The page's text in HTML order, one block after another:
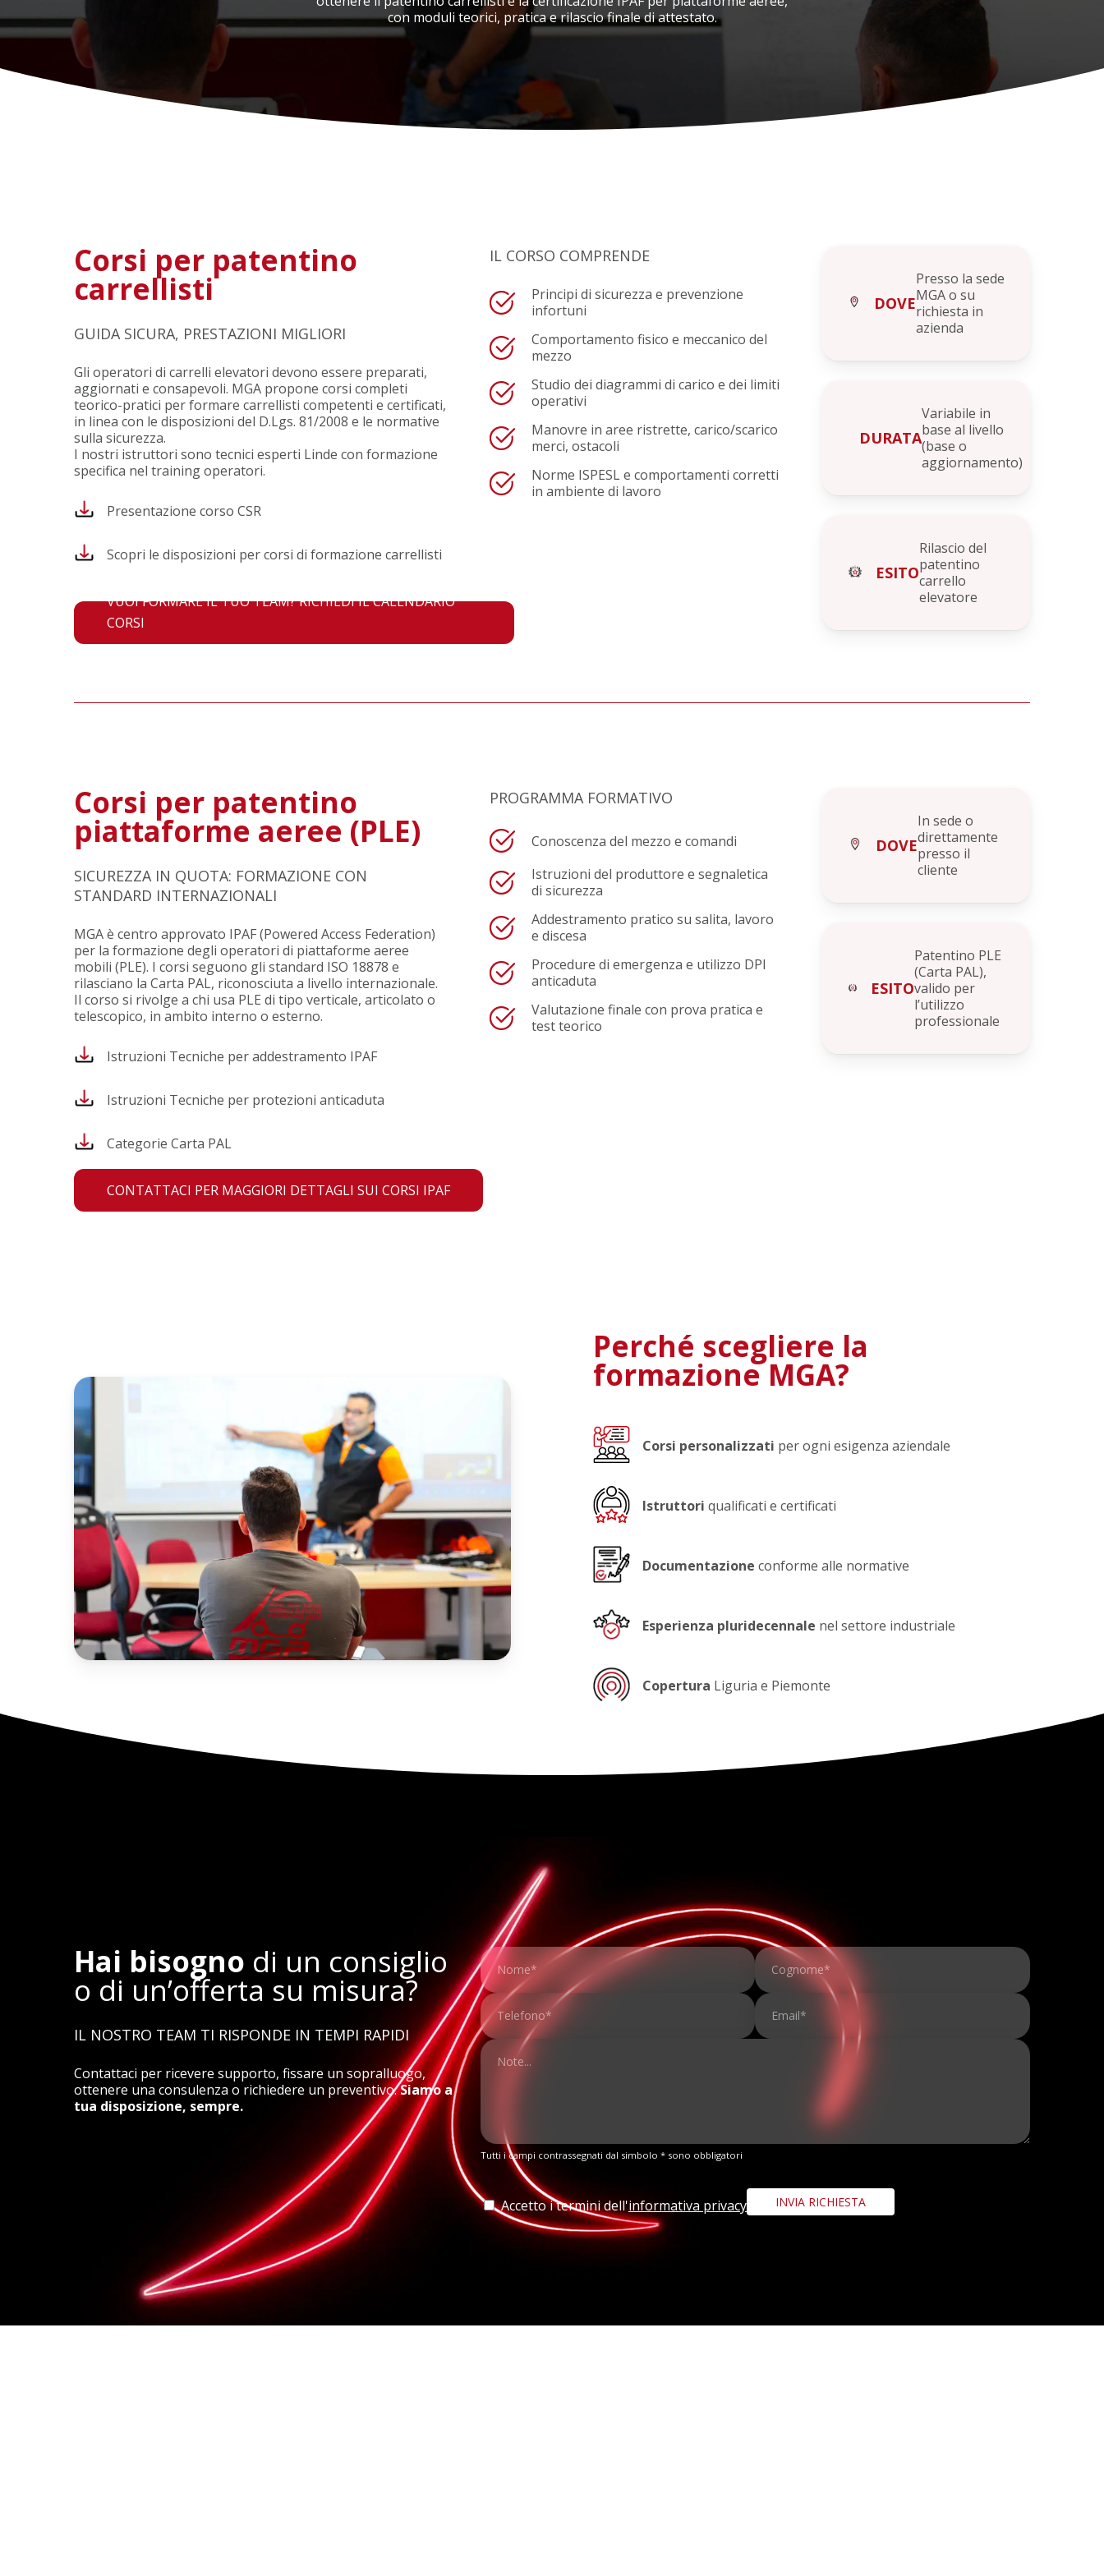
ATTREZZATURE E PRODOTTI
con moduli teorici, pratica e rilascio finale di attestato.
Corsi per patentino
carrellisti
GUIDA SICURA, PRESTAZIONI MIGLIORI
Gli operatori di carrelli elevatori devono essere preparati,
aggiornati e consapevoli. MGA propone corsi completi
teorico-pratici per formare carrellisti competenti e certificati,
in linea con le disposizioni del D.Lgs. 81/2008 e le normative
sulla sicurezza.
I nostri istruttori sono tecnici esperti Linde con formazione
specifica nel training operatori.
Presentazione corso CSR
Scopri le disposizioni per corsi di formazione carrellisti
VUOI FORMARE IL TUO TEAM? RICHIEDI IL CALENDARIO
CORSI
IL CORSO COMPRENDE
Principi di sicurezza e prevenzione
infortuni
Comportamento fisico e meccanico del
mezzo
Studio dei diagrammi di carico e dei limiti
operativi
Manovre in aree ristrette, carico/scarico
merci, ostacoli
Norme ISPESL e comportamenti corretti
in ambiente di lavoro
DOVE
Presso la sede
MGA o su
richiesta in
azienda
DURATA
Variabile in
base al livello
(base o
aggiornamento)
ESITO
Rilascio del
patentino
carrello
elevatore
Corsi per patentino
piattaforme aeree (PLE)
SICUREZZA IN QUOTA: FORMAZIONE CON
STANDARD INTERNAZIONALI
MGA è centro approvato IPAF (Powered Access Federation)
per la formazione degli operatori di piattaforme aeree
mobili (PLE). I corsi seguono gli standard ISO 18878 e
rilasciano la Carta PAL, riconosciuta a livello internazionale.
Il corso si rivolge a chi usa PLE di tipo verticale, articolato o
telescopico, in ambito interno o esterno.
Istruzioni Tecniche per addestramento IPAF
Istruzioni Tecniche per protezioni anticaduta
Categorie Carta PAL
CONTATTACI PER MAGGIORI DETTAGLI SUI CORSI IPAF
PROGRAMMA FORMATIVO
Conoscenza del mezzo e comandi
Istruzioni del produttore e segnaletica
di sicurezza
Addestramento pratico su salita, lavoro
e discesa
Procedure di emergenza e utilizzo DPI
anticaduta
Valutazione finale con prova pratica e
test teorico
DOVE
In sede o
direttamente
presso il
cliente
ESITO
Patentino PLE
(Carta PAL),
valido per
l’utilizzo
professionale
Perché scegliere la
formazione MGA?
Corsi personalizzati per ogni esigenza aziendale
Istruttori qualificati e certificati
Documentazione conforme alle normative
Esperienza pluridecennale nel settore industriale
Copertura Liguria e Piemonte
Hai bisogno di un consiglio
o di un’offerta su misura?
IL NOSTRO TEAM TI RISPONDE IN TEMPI RAPIDI
Contattaci per ricevere supporto, fissare un sopralluogo,
ottenere una consulenza o richiedere un preventivo.Siamo a
tua disposizione, sempre.
Tutti i campi contrassegnati dal simbolo * sono obbligatori
Accetto i termini dell'informativa privacy